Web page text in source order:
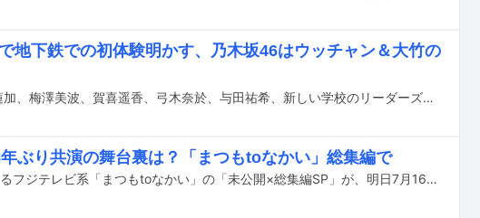
地下鉄での初体験明かす、乃木坂46はウッチャン＆大竹の
香取慎吾、乃木坂46の岩本蓮加、梅澤美波、賀喜遥香、弓木奈於、与田祐希、新しい学校のリーダーズが1月3日23:00より日本テレビ系で放送される「笑いダネ」に出演する。
ぶり共演の舞台裏は？「まつもtoなかい」総集編で
松本人志と中居正広が出演するフジテレビ系「まつもtoなかい」の「未公開×総集編SP」が、明日7月16日にオンエアされる。